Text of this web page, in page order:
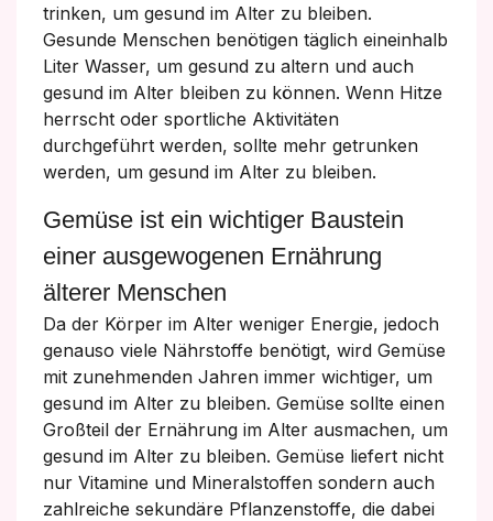
trinken, um gesund im Alter zu bleiben.
Gesunde Menschen benötigen täglich eineinhalb
Liter Wasser, um gesund zu altern und auch
gesund im Alter bleiben zu können. Wenn Hitze
herrscht oder sportliche Aktivitäten
durchgeführt werden, sollte mehr getrunken
werden, um gesund im Alter zu bleiben.
Gemüse ist ein wichtiger Baustein
einer ausgewogenen Ernährung
älterer Menschen
Da der Körper im Alter weniger Energie, jedoch
genauso viele Nährstoffe benötigt, wird Gemüse
mit zunehmenden Jahren immer wichtiger, um
gesund im Alter zu bleiben. Gemüse sollte einen
Großteil der Ernährung im Alter ausmachen, um
gesund im Alter zu bleiben. Gemüse liefert nicht
nur Vitamine und Mineralstoffen sondern auch
zahlreiche sekundäre Pflanzenstoffe, die dabei